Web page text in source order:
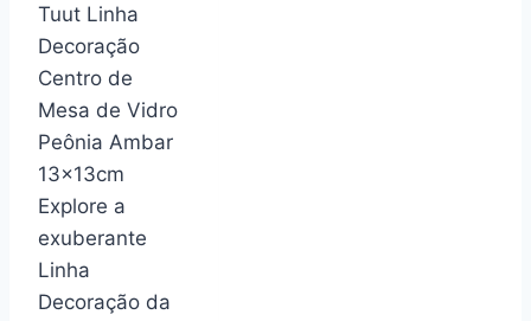
cor
Tuut Linha
Decoração
Centro de
Mesa de Vidro
Peônia Ambar
13x13cm
Explore a
exuberante
Linha
Decoração da